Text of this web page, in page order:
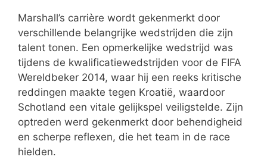
Marshall’s carrière wordt gekenmerkt door
verschillende belangrijke wedstrijden die zijn
talent tonen. Een opmerkelijke wedstrijd was
tijdens de kwalificatiewedstrijden voor de FIFA
Wereldbeker 2014, waar hij een reeks kritische
reddingen maakte tegen Kroatië, waardoor
Schotland een vitale gelijkspel veiligstelde. Zijn
optreden werd gekenmerkt door behendigheid
en scherpe reflexen, die het team in de race
hielden.